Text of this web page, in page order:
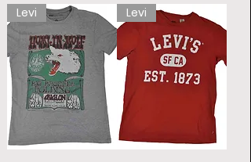
Levi Levi